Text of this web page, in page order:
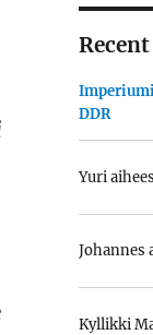
DDR
Yuri
Johannes
Kyllikki